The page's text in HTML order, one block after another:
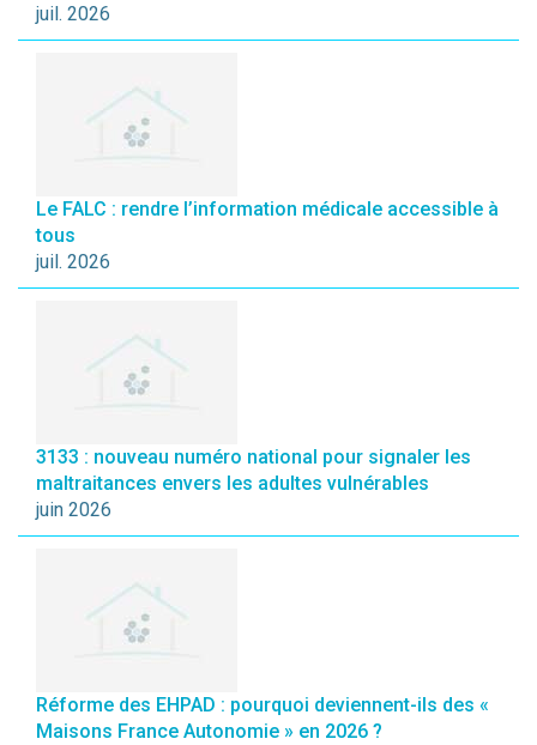
juil. 2026
Le FALC : rendre l’information médicale accessible à
tous
juil. 2026
3133 : nouveau numéro national pour signaler les
maltraitances envers les adultes vulnérables
juin 2026
Réforme des EHPAD : pourquoi deviennent-ils des «
Maisons France Autonomie » en 2026 ?